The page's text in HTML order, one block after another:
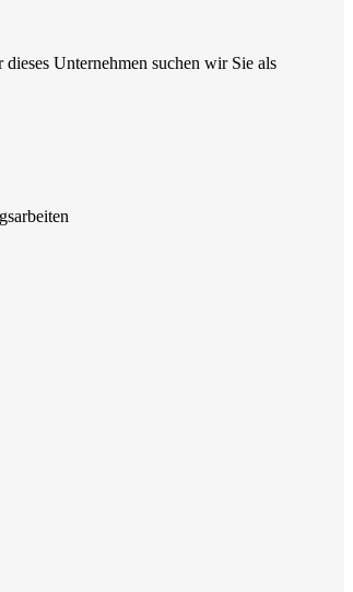
Unternehmen suchen wir Sie als